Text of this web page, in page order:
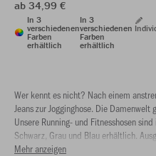
ab 34,99 €
In 3
verschiedenen
Farben
erhältlich
In 3
verschiedenen
Farben
erhältlich
Wer kennt es nicht? Nach einem
Jeans zur Jogginghose. Die
Unsere Running- und Fitnesshosen
Schwarz, Grau und Blau erhältlich.
auf Lager. Unsere Thights sind
Mehr anzeigen